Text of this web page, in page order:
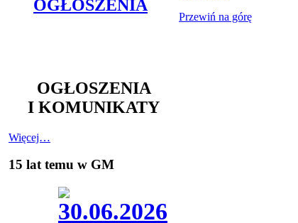
OGŁOSZENIA
I KOMUNIKATY
Więcej…
15 lat temu w GM
Przewiń na górę